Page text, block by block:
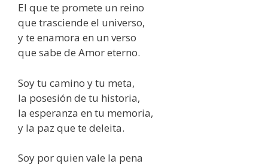
El que te promete un reino
que trasciende el universo,
y te enamora en un verso
que sabe de Amor eterno.
Soy tu camino y tu meta,
la posesión de tu historia,
la esperanza en tu memoria,
y la paz que te deleita.
Soy por quien vale la pena